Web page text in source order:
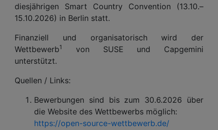
diesjährigen Smart Country Convention (13.10.–
15.10.2026) in Berlin statt.
Finanziell und organisatorisch wird der
Wettbewerb1
von SUSE und Capgemini
unterstützt.
Quellen / Links:
Bewerbungen sind bis zum 30.6.2026 über
die Website des Wettbewerbs möglich:
https://open-source-wettbewerb.de/